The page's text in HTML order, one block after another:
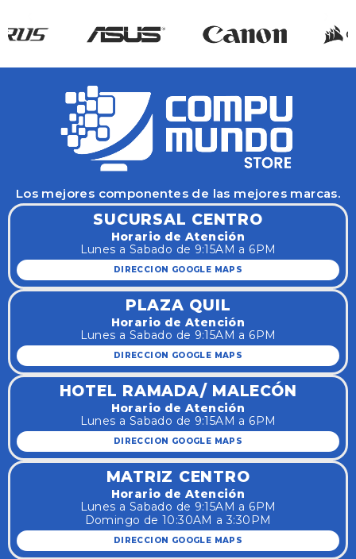
Los mejores componentes de las mejores marcas.
SUCURSAL CENTRO
Horario de Atención
Lunes a Sabado de 9:15AM a 6PM
DIRECCION GOOGLE MAPS
PLAZA QUIL
Horario de Atención
Lunes a Sabado de 9:15AM a 6PM
DIRECCION GOOGLE MAPS
HOTEL RAMADA/ MALECÓN
Horario de Atención
Lunes a Sabado de 9:15AM a 6PM
DIRECCION GOOGLE MAPS
MATRIZ CENTRO
Horario de Atención
Lunes a Sabado de 9:15AM a 6PM
Domingo de 10:30AM a 3:30PM
DIRECCION GOOGLE MAPS